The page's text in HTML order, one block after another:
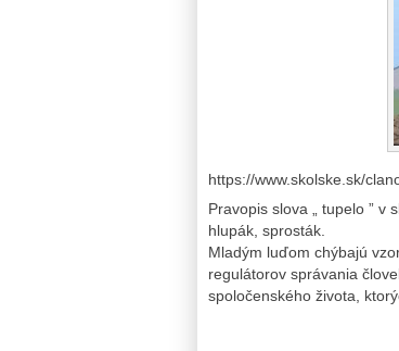
https://www.skolske.sk/
Pravopis slova „ tupelo ” v
hlupák, sprosták.
Mladým luďom chýbajú
regulátorov správania
spoločenského života,